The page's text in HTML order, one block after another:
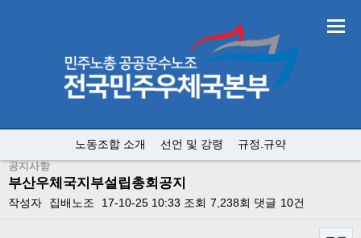
노동조합 소개 선언 및 강령 규정.규약
공지사항
부산우체국지부설립총회공지
작성자 집배노조 17-10-25 10:33 조회 7,238회 댓글 10건